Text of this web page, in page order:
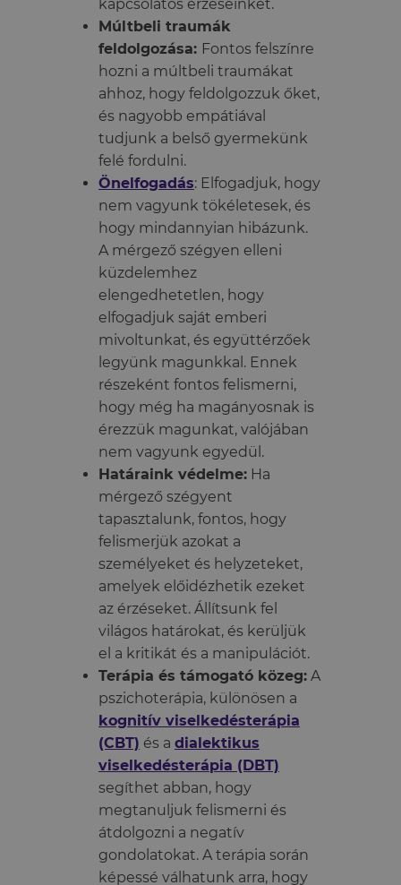
kapcsolatos érzéseinket.
Múltbeli traumák
feldolgozása: Fontos felszínre
hozni a múltbeli traumákat
ahhoz, hogy feldolgozzuk őket,
és nagyobb empátiával
tudjunk a belső gyermekünk
felé fordulni.
Önelfogadás: Elfogadjuk, hogy
nem vagyunk tökéletesek, és
hogy mindannyian hibázunk.
A mérgező szégyen elleni
küzdelemhez
elengedhetetlen, hogy
elfogadjuk saját emberi
mivoltunkat, és együttérzőek
legyünk magunkkal. Ennek
részeként fontos felismerni,
hogy még ha magányosnak is
érezzük magunkat, valójában
nem vagyunk egyedül.
Határaink védelme: Ha
mérgező szégyent
tapasztalunk, fontos, hogy
felismerjük azokat a
személyeket és helyzeteket,
amelyek előidézhetik ezeket
az érzéseket. Állítsunk fel
világos határokat, és kerüljük
el a kritikát és a manipulációt.
Terápia és támogató közeg: A
pszichoterápia, különösen a
kognitív viselkedésterápia
(CBT) és a dialektikus
viselkedésterápia (DBT)
segíthet abban, hogy
megtanuljuk felismerni és
átdolgozni a negatív
gondolatokat. A terápia során
képessé válhatunk arra, hogy